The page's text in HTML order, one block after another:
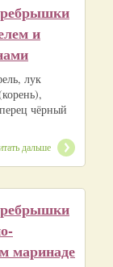
и
лук
чёрный
дальше
маринаде